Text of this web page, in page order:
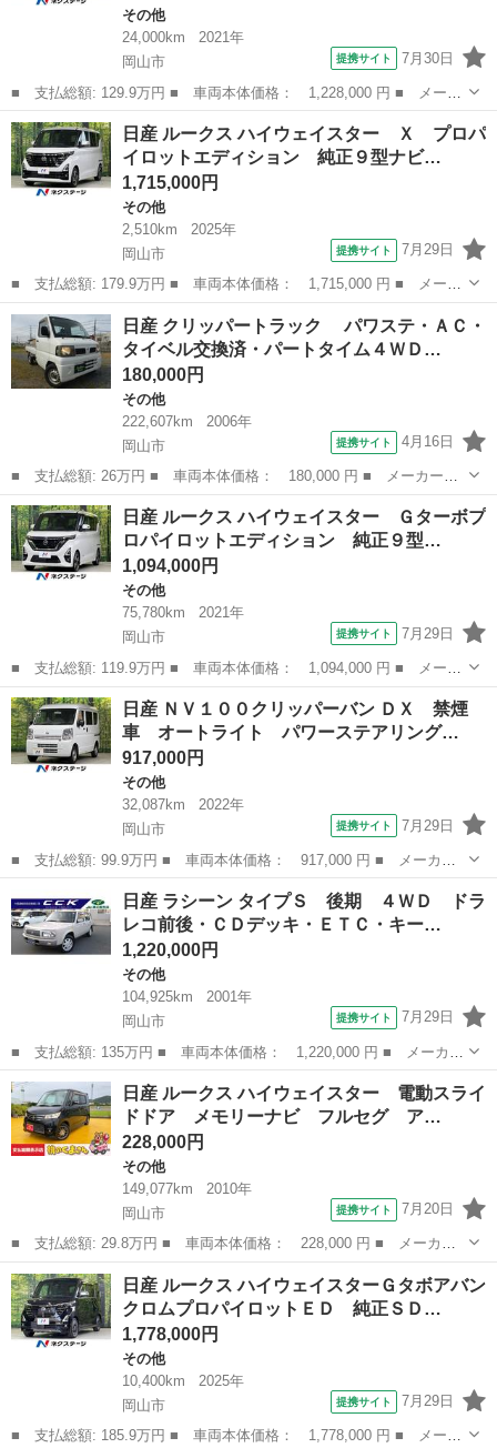
その他
24,000km
2021年
岡山市
提携サイト 7月30日
■ 支払総額: 129.9万円 ■ 車両本体価格： 1,228,000 円 ■ メーカ
ー名： 日産 ■ 車種名： ルークス ■ グレード名： Ｘ 純正９
型ナビ 全周囲カメラ 電動スライドドア 禁煙車 衝突軽減装置
フルセグ...
岡山 岡山市 その他
日産 ルークス ハイウェイスター Ｘ プロパ
イロットエディション 純正９型ナビ…
1,715,000円
その他
2,510km
2025年
岡山市
提携サイト 7月29日
■ 支払総額: 179.9万円 ■ 車両本体価格： 1,715,000 円 ■ メーカ
ー名： 日産 ■ 車種名： ルークス ■ グレード名： ハイウェイ
スター Ｘ プロパイロットエディション 純正９型ナビ 全周囲カ
メラ 衝...
岡山 岡山市 その他
日産 クリッパートラック パワステ・ＡＣ・
タイベル交換済・パートタイム４ＷＤ…
180,000円
その他
222,607km
2006年
岡山市
提携サイト 4月16日
■ 支払総額: 26万円 ■ 車両本体価格： 180,000 円 ■ メーカー
名： 日産 ■ 車種名： クリッパートラック ■ グレード名：
パワステ・ＡＣ・タイベル交換済・パートタイム４ＷＤ ■ 排気
量： 660cc ...
岡山 岡山市 その他
日産 ルークス ハイウェイスター Ｇターボプ
ロパイロットエディション 純正９型…
1,094,000円
その他
75,780km
2021年
岡山市
提携サイト 7月29日
■ 支払総額: 119.9万円 ■ 車両本体価格： 1,094,000 円 ■ メーカ
ー名： 日産 ■ 車種名： ルークス ■ グレード名： ハイウェイ
スター Ｇターボプロパイロットエディション 純正９型ナビ 全周
囲カメラ...
岡山 岡山市 その他
日産 ＮＶ１００クリッパーバン ＤＸ 禁煙
車 オートライト パワーステアリング…
917,000円
その他
32,087km
2022年
岡山市
提携サイト 7月29日
■ 支払総額: 99.9万円 ■ 車両本体価格： 917,000 円 ■ メーカー
名： 日産 ■ 車種名： ＮＶ１００クリッパーバン ■ グレード
名： ＤＸ 禁煙車 オートライト パワーステアリング パワーウ
ィンド 衝突安...
岡山市 その他
日産 ラシーン タイプＳ 後期 ４ＷＤ ドラ
レコ前後・ＣＤデッキ・ＥＴＣ・キー…
1,220,000円
その他
104,925km
2001年
岡山市
提携サイト 7月29日
■ 支払総額: 135万円 ■ 車両本体価格： 1,220,000 円 ■ メーカー
名： 日産 ■ 車種名： ラシーン ■ グレード名： タイプＳ 後
期 ４ＷＤ ドラレコ前後・ＣＤデッキ・ＥＴＣ・キーレス ■ 排気
量： 1...
岡山 岡山市 その他
日産 ルークス ハイウェイスター 電動スライ
ドドア メモリーナビ フルセグ ア…
228,000円
その他
149,077km
2010年
岡山市
提携サイト 7月20日
■ 支払総額: 29.8万円 ■ 車両本体価格： 228,000 円 ■ メーカー
名： 日産 ■ 車種名： ルークス ■ グレード名： ハイウェイス
ター 電動スライドドア メモリーナビ フルセグ アルミホイー
ル ＥＴＣ 電...
岡山 岡山市 その他
日産 ルークス ハイウェイスターＧタボアバン
クロムプロパイロットＥＤ 純正ＳＤ…
1,778,000円
その他
10,400km
2025年
岡山市
提携サイト 7月29日
■ 支払総額: 185.9万円 ■ 車両本体価格： 1,778,000 円 ■ メーカ